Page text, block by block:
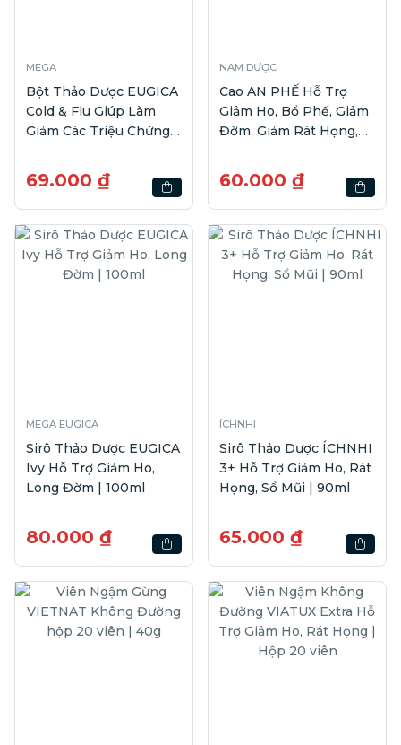
MEGA
Bột Thảo Dược EUGICA
Cold & Flu Giúp Làm
Giảm Các Triệu Chứng
69.000 ₫
NAM DƯỢC
Cao AN PHẾ Hỗ Trợ
Giảm Ho, Bổ Phế, Giảm
Đờm, Giảm Rát Họng,
60.000 ₫
MEGA EUGICA
Sirô Thảo Dược EUGICA
Ivy Hỗ Trợ Giảm Ho,
Long Đờm | 100ml
80.000 ₫
ÍCHNHI
Sirô Thảo Dược ÍCHNHI
3+ Hỗ Trợ Giảm Ho, Rát
Họng, Sổ Mũi | 90ml
65.000 ₫